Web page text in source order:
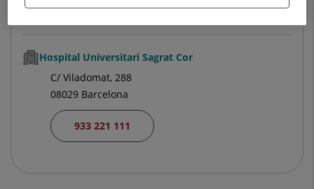
Hospital Universitari Sagrat Cor
C/ Viladomat, 288
08029 Barcelona
933 221 111